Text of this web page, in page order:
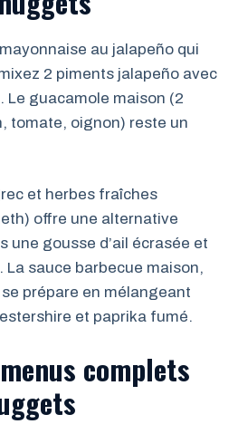
au jalapeño qui
2 piments jalapeño avec
Le guacamole maison (2
tomate, oignon) reste un
et herbes fraîches
offre une alternative
une gousse d’ail écrasée et
La sauce barbecue maison,
prépare en mélangeant
et paprika fumé.
complets